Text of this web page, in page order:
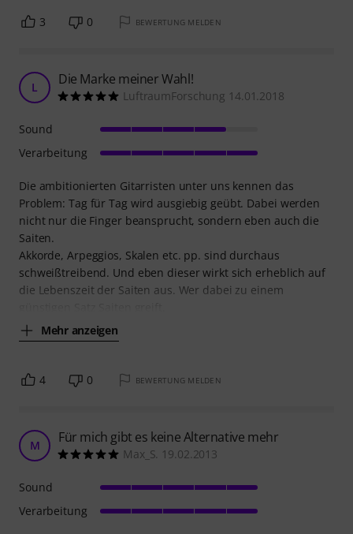
3 0 BEWERTUNG MELDEN
L Die Marke meiner Wahl!
LuftraumForschung 14.01.2018
Die ambitionierten Gitarristen unter uns kennen das
Problem: Tag für Tag wird ausgiebig geübt. Dabei werden
nicht nur die Finger beansprucht, sondern eben auch die
Saiten.
Akkorde, Arpeggios, Skalen etc. pp. sind durchaus
schweißtreibend. Und eben dieser wirkt sich erheblich auf
die Lebenszeit der Saiten aus. Wer dabei zu einem
Mehr anzeigen
Sound
Verarbeitung
4 0 BEWERTUNG MELDEN
M Für mich gibt es keine Alternative mehr
Max_S. 19.02.2013
Sound
Verarbeitung